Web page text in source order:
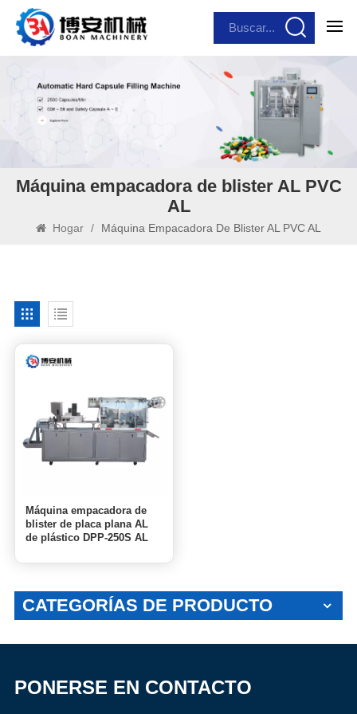
Máquina empacadora de blister AL PVC
AL
Hogar / Máquina Empacadora De Blister AL PVC AL
Máquina empacadora de
blister de placa plana AL
de plástico DPP-250S AL
CATEGORÍAS DE PRODUCTO
PONERSE EN CONTACTO